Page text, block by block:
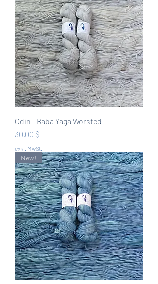
Odin - Baba Yaga Worsted
Preis
30,00 $
exkl. MwSt.
New!